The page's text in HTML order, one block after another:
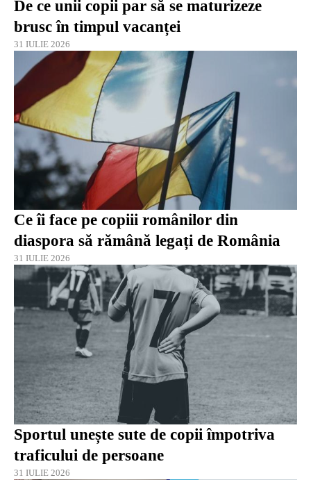
De ce unii copii par să se maturizeze
brusc în timpul vacanței
31 IULIE 2026
Ce îi face pe copiii românilor din
diaspora să rămână legați de România
31 IULIE 2026
Sportul unește sute de copii împotriva
traficului de persoane
31 IULIE 2026